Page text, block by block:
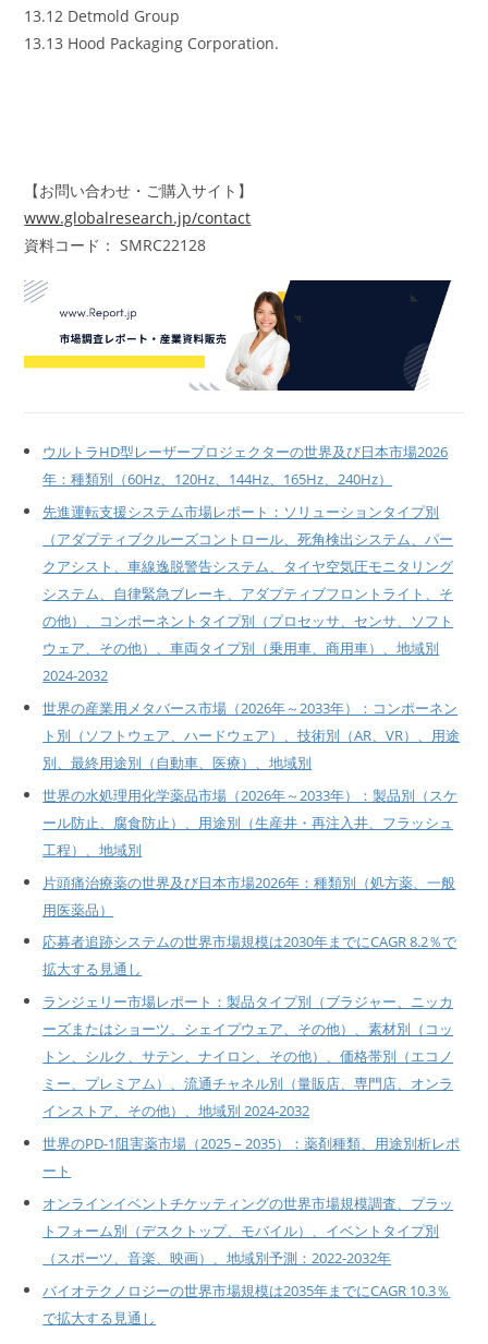
13.12 Detmold Group
13.13 Hood Packaging Corporation.
【お問い合わせ・ご購入サイト】
www.globalresearch.jp/contact
資料コード： SMRC22128
ウルトラHD型レーザープロジェクターの世界及び日本市場2026
年：種類別（60Hz、120Hz、144Hz、165Hz、240Hz）
先進運転支援システム市場レポート：ソリューションタイプ別
（アダプティブクルーズコントロール、死角検出システム、パー
クアシスト、車線逸脱警告システム、タイヤ空気圧モニタリング
システム、自律緊急ブレーキ、アダプティブフロントライト、そ
の他）、コンポーネントタイプ別（プロセッサ、センサ、ソフト
ウェア、その他）、車両タイプ別（乗用車、商用車）、地域別
2024-2032
世界の産業用メタバース市場（2026年～2033年）：コンポーネン
ト別（ソフトウェア、ハードウェア）、技術別（AR、VR）、用途
別、最終用途別（自動車、医療）、地域別
世界の水処理用化学薬品市場（2026年～2033年）：製品別（スケ
ール防止、腐食防止）、用途別（生産井・再注入井、フラッシュ
工程）、地域別
片頭痛治療薬の世界及び日本市場2026年：種類別（処方薬、一般
用医薬品）
応募者追跡システムの世界市場規模は2030年までにCAGR 8.2％で
拡大する見通し
ランジェリー市場レポート：製品タイプ別（ブラジャー、ニッカ
ーズまたはショーツ、シェイプウェア、その他）、素材別（コッ
トン、シルク、サテン、ナイロン、その他）、価格帯別（エコノ
ミー、プレミアム）、流通チャネル別（量販店、専門店、オンラ
インストア、その他）、地域別 2024-2032
世界のPD-1阻害薬市場（2025 – 2035）：薬剤種類、用途別析レポ
ート
オンラインイベントチケッティングの世界市場規模調査、プラッ
トフォーム別（デスクトップ、モバイル）、イベントタイプ別
（スポーツ、音楽、映画）、地域別予測：2022-2032年
バイオテクノロジーの世界市場規模は2035年までにCAGR 10.3％
で拡大する見通し